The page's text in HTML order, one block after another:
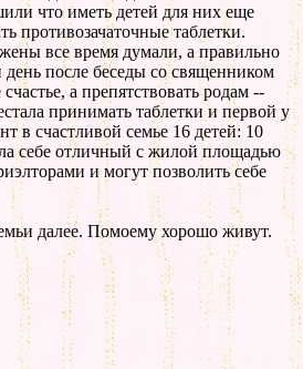
что иметь детей для них еще
противозачаточные таблетки.
все время думали, а правильно
после беседы со священником
а препятствовать родам --
принимать таблетки и первой у
в счастливой семье 16 детей: 10
себе отличный с жилой площадью
и могут позволить себе
далее. Помоему хорошо живут.